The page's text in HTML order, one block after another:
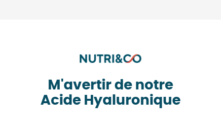
M'avertir de notre
Acide Hyaluronique